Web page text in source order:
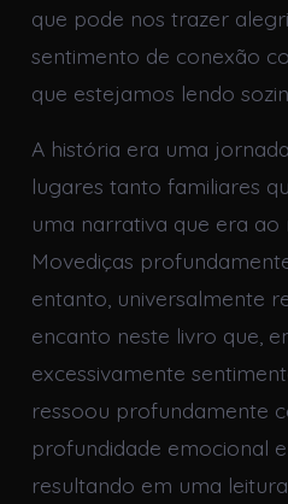
que pode nos trazer
sentimento de conexão
que estejamos lendo
A história era uma
lugares tanto familiares
uma narrativa que era ao
Movediças
entanto, universalmente
encanto neste livro que,
excessivamente
ressoou profundamente
profundidade emocional
resultando em uma